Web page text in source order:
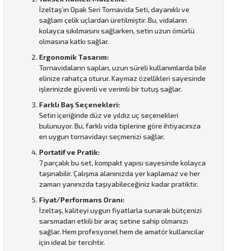
İzeltaş’ın Opak Seri Tornavida Seti, dayanıklı ve
sağlam çelik uçlardan üretilmiştir. Bu, vidaların
kolayca sıkılmasını sağlarken, setin uzun ömürlü
olmasına katkı sağlar.
Ergonomik Tasarım:
Tornavidaların sapları, uzun süreli kullanımlarda bile
elinize rahatça oturur. Kaymaz özellikleri sayesinde
işlerinizde güvenli ve verimli bir tutuş sağlar.
Farklı Baş Seçenekleri:
Setin içeriğinde düz ve yıldız uç seçenekleri
bulunuyor. Bu, farklı vida tiplerine göre ihtiyacınıza
en uygun tornavidayı seçmenizi sağlar.
Portatif ve Pratik:
7 parçalık bu set, kompakt yapısı sayesinde kolayca
taşınabilir. Çalışma alanınızda yer kaplamaz ve her
zaman yanınızda taşıyabileceğiniz kadar pratiktir.
Fiyat/Performans Oranı:
İzeltaş, kaliteyi uygun fiyatlarla sunarak bütçenizi
sarsmadan etkili bir araç setine sahip olmanızı
sağlar. Hem profesyonel hem de amatör kullanıcılar
için ideal bir tercihtir.